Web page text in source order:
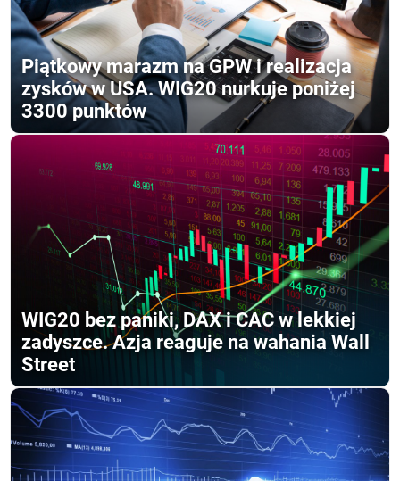
Piątkowy marazm na GPW i realizacja
zysków w USA. WIG20 nurkuje poniżej
3300 punktów
WIG20 bez paniki, DAX i CAC w lekkiej
zadyszce. Azja reaguje na wahania Wall
Street